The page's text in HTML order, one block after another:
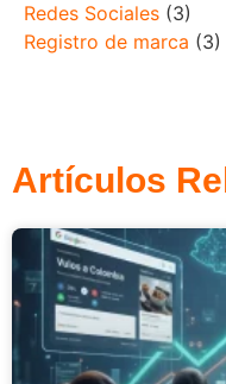
Redes Sociales (3)
Registro de marca (3)
Artículos